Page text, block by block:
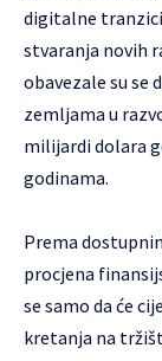
digitalne
stvaranja novih
obavezale su se
zemljama u
milijardi dolara
godinama.
Prema
procjena
se samo da će
kretanja na